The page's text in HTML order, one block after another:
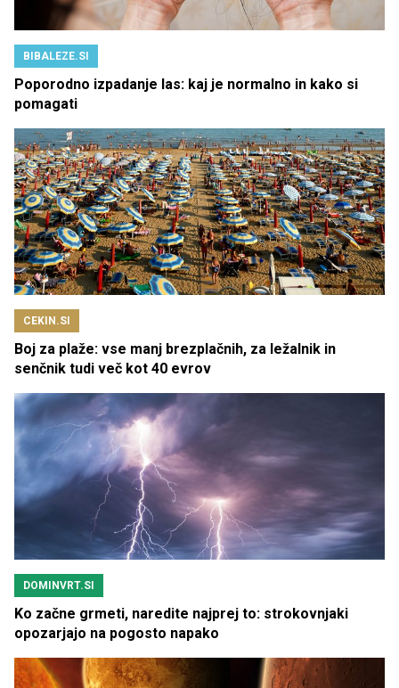
BIBALEZE.SI
Poporodno izpadanje las: kaj je normalno in kako si
pomagati
CEKIN.SI
Boj za plaže: vse manj brezplačnih, za ležalnik in
senčnik tudi več kot 40 evrov
DOMINVRT.SI
Ko začne grmeti, naredite najprej to: strokovnjaki
opozarjajo na pogosto napako